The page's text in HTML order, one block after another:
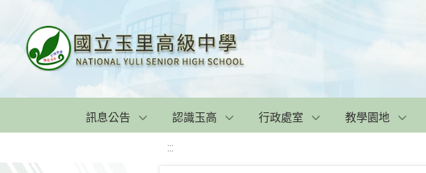
訊息公告 認識玉高 行政處室 教學園地
:::